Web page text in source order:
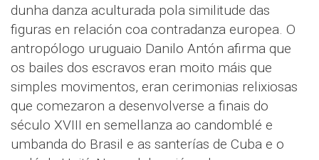
dunha danza aculturada pola similitude das
figuras en relación coa contradanza europea. O
antropólogo uruguaio Danilo Antón afirma que
os bailes dos escravos eran moito máis que
simples movimentos, eran cerimonias relixiosas
que comezaron a desenvolverse a finais do
século XVIII en semellanza ao candomblé e
umbanda do Brasil e as santerías de Cuba e o